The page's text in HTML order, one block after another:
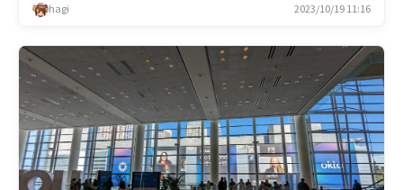
hagi 2023/10/19 11:16